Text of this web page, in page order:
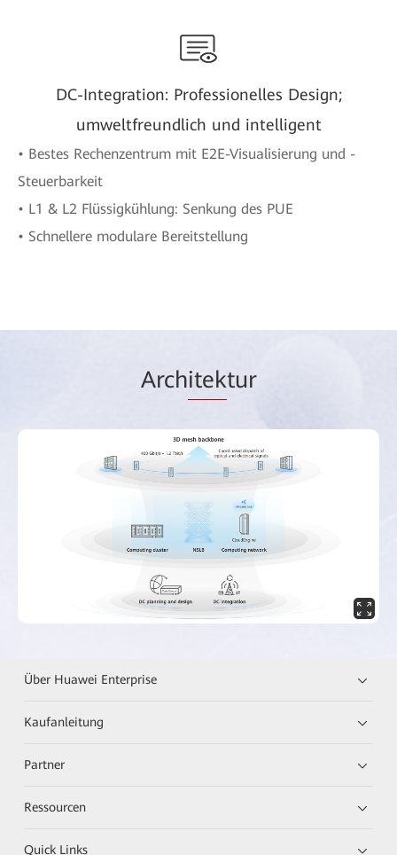
DC-Integration: Professionelles Design;
umweltfreundlich und intelligent
• Bestes Rechenzentrum mit E2E-Visualisierung und -
Steuerbarkeit
• L1 & L2 Flüssigkühlung: Senkung des PUE
• Schnellere modulare Bereitstellung
Architektur
Über Huawei Enterprise
Kaufanleitung
Partner
Ressourcen
Quick Links